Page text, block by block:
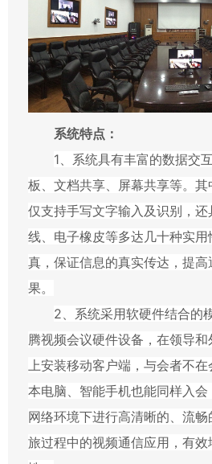
系统特点：
1、系统具有丰富的数据交
板、文档共享、屏幕共享等。
仅支持手写文字输入及识别，
线、电子橡皮等多达几十种实
真，保证信息的真实传达，提
果。
2、系统采用软硬件结合的
腾视频会议硬件设备，在领导
上安装移动客户端，与会者不在
本电脑、智能手机也能同样入会
网络环境下进行高清晰的、流
旅过程中的视频通信应用，有